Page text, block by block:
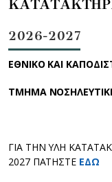
2026-2027
ΕΘΝΙΚΟ ΚΑΙ
ΤΜΗΜΑ
ΓΙΑ ΤΗΝ ΥΛΗ
2027 ΠΑΤΗΣΤΕ ΕΔΩ